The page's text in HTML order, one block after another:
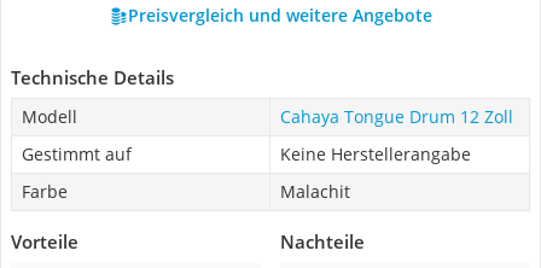
Preisvergleich und weitere Angebote
Technische Details
Modell
Cahaya Tongue Drum 12 Zoll
Gestimmt auf
Keine Herstellerangabe
Farbe
Malachit
Vorteile Nachteile